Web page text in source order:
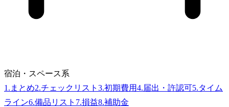
宿泊・スペース系
1 . まとめ2.チェックリスト 3.初期費用4.届出・許認可5.タイム
ライン6.備品リスト 7.損益8.補助金